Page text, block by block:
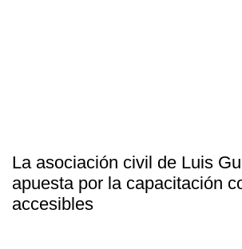
La asociación civil de Luis
apuesta por la capacitación
accesibles